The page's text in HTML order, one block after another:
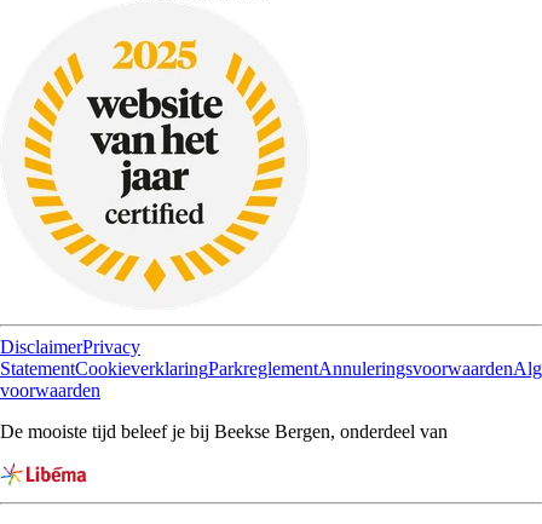
DisclaimerPrivacy
StatementCookieverklaringParkreglementAnnuleringsvoorwaarden
voorwaarden
De mooiste tijd beleef je bij Beekse Bergen, onderdeel van